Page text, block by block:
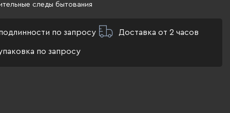
следы бытования
по запросу Доставка от 2 часов
по запросу